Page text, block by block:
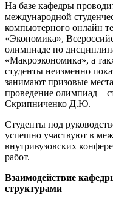
На базе кафедры
международной
компьютерного онлайн
«Экономика»,
олимпиаде по
«Макроэкономика», а
студенты неизменно
занимают призовые
проведение олимпиад –
Скрипниченко Д.Ю.
Студенты под
успешно участвуют в
внутривузовских
работ.
Взаимодействие
структурами